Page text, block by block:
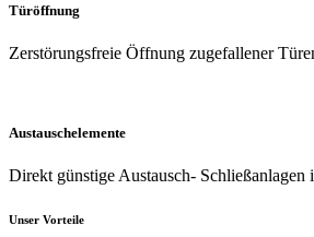
Türöffnung
Zerstörungsfreie Öffnung zugefallener
Austauschelemente
Direkt günstige Austausch- Schließanlagen
Unser Vorteile